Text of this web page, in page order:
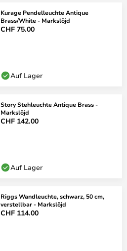
Kurage Pendelleuchte Antique
Brass/White - Markslöjd
CHF 75.00
Auf Lager
Story Stehleuchte Antique Brass -
Markslöjd
CHF 142.00
Auf Lager
Riggs Wandleuchte, schwarz, 50 cm,
verstellbar - Markslöjd
CHF 114.00